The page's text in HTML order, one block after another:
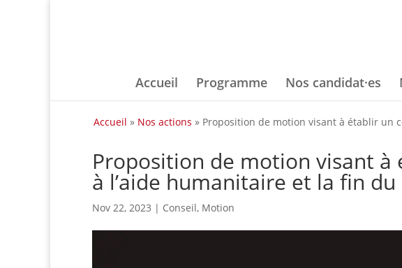
Accueil Programme Nos candidat·es
Accueil » Nos actions » Proposition de motion visant à établir un
Proposition de motion visant à
à l’aide humanitaire et la fin du
Nov 22, 2023 | Conseil, Motion